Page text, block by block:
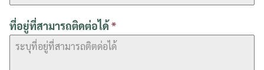
ที่อยู่ที่สามารถติดต่อได้*